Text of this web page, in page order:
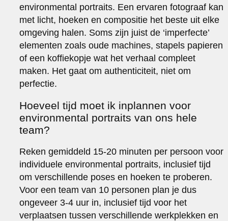
environmental portraits. Een ervaren fotograaf kan
met licht, hoeken en compositie het beste uit elke
omgeving halen. Soms zijn juist de ‘imperfecte’
elementen zoals oude machines, stapels papieren
of een koffiekopje wat het verhaal compleet
maken. Het gaat om authenticiteit, niet om
perfectie.
Hoeveel tijd moet ik inplannen voor
environmental portraits van ons hele
team?
Reken gemiddeld 15-20 minuten per persoon voor
individuele environmental portraits, inclusief tijd
om verschillende poses en hoeken te proberen.
Voor een team van 10 personen plan je dus
ongeveer 3-4 uur in, inclusief tijd voor het
verplaatsen tussen verschillende werkplekken en